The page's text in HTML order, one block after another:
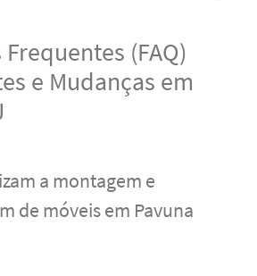
(FAQ)
e Mudanças em
a montagem e
de móveis em Pavuna